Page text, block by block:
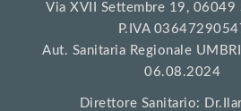
Via XVII Settembre 19, 06049
P.IVA
Aut. Sanitaria Regionale
06.08.2024
Direttore Sanitario: